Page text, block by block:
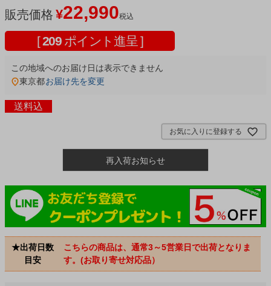
販売価格 ¥22,990税込
[ 209 ポイント進呈 ]
この地域へのお届け日は表示できません
東京都お届け先を変更
送料込
お気に入りに登録する
再入荷お知らせ
★出荷日数
目安
こちらの商品は、通常3～5営業日で出荷となりま
す。(お取り寄せ対応品）